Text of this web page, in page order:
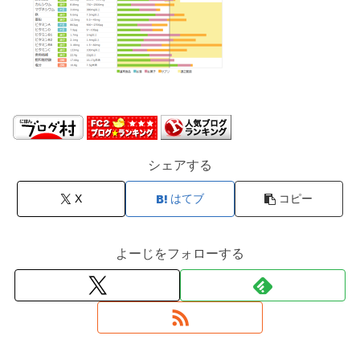
シェアする
X はてブ コピー
よーじをフォローする